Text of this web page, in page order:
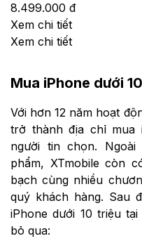
8.499.000 đ
Xem chi tiết
Xem chi tiết
Mua iPhone dưới
Với hơn 12 năm hoạt
trở thành địa chỉ mua
người tin chọn.
phẩm, XTmobile còn
bạch cùng nhiều
quý khách hàng. Sau
iPhone dưới 10 triệu
bỏ qua: